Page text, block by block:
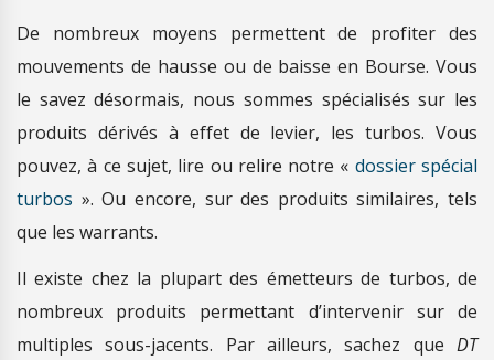
De nombreux moyens permettent de profiter des
mouvements de hausse ou de baisse en Bourse. Vous
le savez désormais, nous sommes spécialisés sur les
produits dérivés à effet de levier, les turbos. Vous
pouvez, à ce sujet, lire ou relire notre « dossier spécial
turbos ». Ou encore, sur des produits similaires, tels
que les warrants.
Il existe chez la plupart des émetteurs de turbos, de
nombreux produits permettant d’intervenir sur de
multiples sous-jacents. Par ailleurs, sachez que DT